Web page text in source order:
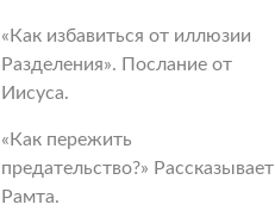
«Как избавиться от иллюзии
Разделения». Послание от
Иисуса.
«Как пережить
предательство?» Рассказывает
Рамта.